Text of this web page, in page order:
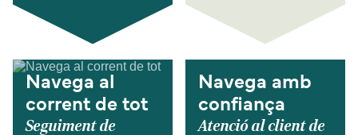
Navega al
corrent de tot
Seguiment de
Navega amb
confiança
Atenció al client de